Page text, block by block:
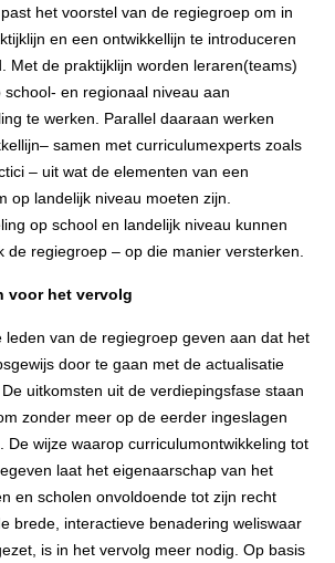
het voorstel van de regiegroep om in
en een ontwikkellijn te introduceren
Met de praktijklijn worden leraren(teams)
en regionaal niveau aan
te werken. Parallel daaraan werken
samen met curriculumexperts zoals
– uit wat de elementen van een
op landelijk niveau moeten zijn.
op school en landelijk niveau kunnen
de regiegroep – op die manier versterken.
voor het vervolg
leden van de regiegroep geven aan dat het
door te gaan met de actualisatie
uitkomsten uit de verdiepingsfase staan
zonder meer op de eerder ingeslagen
De wijze waarop curriculumontwikkeling tot
laat het eigenaarschap van het
en scholen onvoldoende tot zijn recht
brede, interactieve benadering weliswaar
is in het vervolg meer nodig. Op basis